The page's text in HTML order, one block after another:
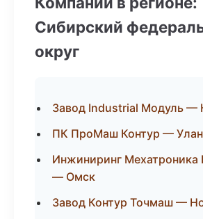
Сибирский
округ
Завод Industrial Модуль —
ПК ПроМаш Контур —
Инжиниринг Мехатроника
— Омск
Завод Контур Точмаш —